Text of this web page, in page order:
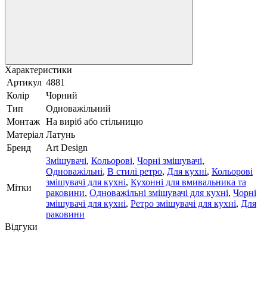
Характеристики
Артикул 4881
Колір
Чорний
Тип
Одноважільний
Монтаж На виріб або стільницю
Матеріал Латунь
Бренд
Art Design
Мітки
Змішувачі, Кольорові, Чорні змішувачі,
Одноважільні, В стилі ретро, Для кухні, Кольорові
змішувачі для кухні, Кухонні для вмивальника та
раковини, Одноважільні змішувачі для кухні, Чорні
змішувачі для кухні, Ретро змішувачі для кухні, Для
раковини
Відгуки